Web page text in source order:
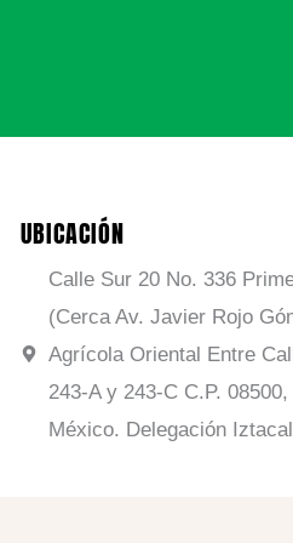
UBICACIÓN
Calle Sur 20 No. 336
(Cerca Av. Javier Rojo
Agrícola Oriental Entre
243-A y 243-C C.P.
México. Delegación